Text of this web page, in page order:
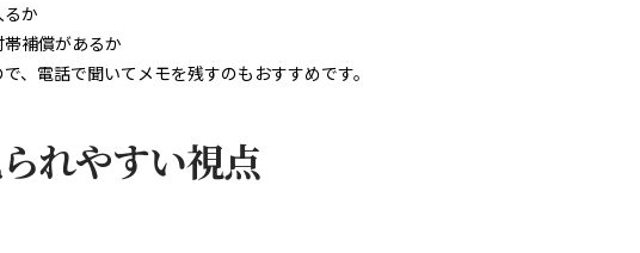
か
補償があるか
、電話で聞いてメモを残すのもおすすめです。
れやすい視点